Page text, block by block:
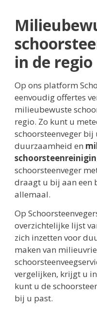
in de regio
Op ons platform
eenvoudig offertes
milieubewuste
regio. Zo kunt u
schoorsteenveger
duurzaamheid en
schoorsteenveger
draagt u bij aan een
allemaal.
Op
overzichtelijke lijst
zich inzetten voor
maken van
vergelijken, krijgt u
kunt u de
bij u past.